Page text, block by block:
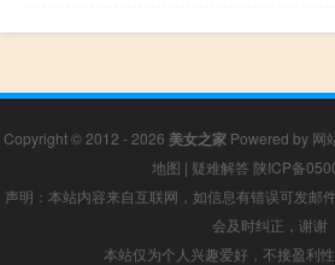
Copyright © 2012 - 2026 美女之家 Powered by 网
地图 | 疑难解答 陕ICP备
声明：本站内容来自互联网，如信息有错误可发邮
会及时纠正，谢谢
本站仅为个人兴趣爱好，不接盈利